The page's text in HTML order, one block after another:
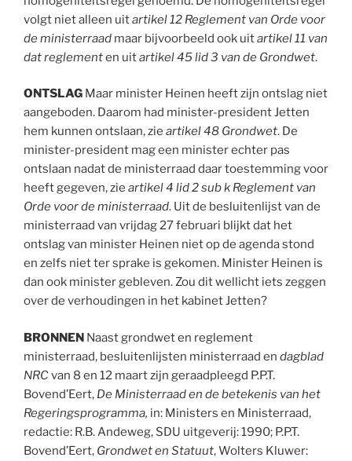
volgt niet alleen uitartikel 12 Reglement van Orde voor
de ministerraad maar bijvoorbeeld ook uitartikel 11 van
dat reglementen uitartikel 45 lid 3 van de Grondwet.
ONTSLAG Maar minister Heinen heeft zijn ontslag niet
aangeboden. Daarom had minister-president Jetten
hem kunnen ontslaan, zie artikel 48 Grondwet. De
minister-president mag een minister echter pas
ontslaan nadat de ministerraad daar toestemming voor
heeft gegeven, zie artikel 4 lid 2 sub k Reglement van
Orde voor de ministerraad. Uit de besluitenlijst van de
ministerraad van vrijdag 27 februari blijkt dat het
ontslag van minister Heinen niet op de agenda stond
en zelfs niet ter sprake is gekomen. Minister Heinen is
dan ook minister gebleven. Zou dit wellicht iets zeggen
over de verhoudingen in het kabinet Jetten?
BRONNEN Naast grondwet en reglement
ministerraad, besluitenlijsten ministerraad en dagblad
NRCvan 8 en 12 maart zijn geraadpleegd P.P.T.
Bovend’Eert, De Ministerraad en de betekenis van het
Regeringsprogramma, in: Ministers en Ministerraad,
redactie: R.B. Andeweg, SDU uitgeverij: 1990; P.P.T.
Bovend’Eert, Grondwet en Statuut, Wolters Kluwer: